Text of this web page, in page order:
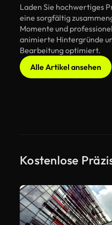
Laden Sie hochwertiges
eine sorgfältig
Momente und
animierte Hintergründe
Bearbeitung optimiert.
Alle Artikel ansehen
Kostenlose